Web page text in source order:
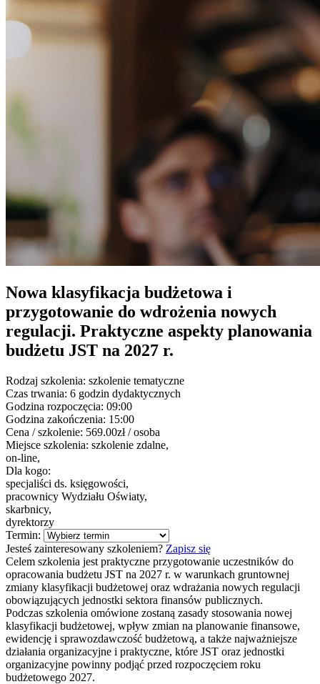
Nowa klasyfikacja budżetowa i
przygotowanie do wdrożenia nowych
regulacji. Praktyczne aspekty planowania
budżetu JST na 2027 r.
Rodzaj szkolenia: szkolenie tematyczne
Czas trwania: 6 godzin dydaktycznych
Godzina rozpoczęcia: 09:00
Godzina zakończenia: 15:00
Cena / szkolenie: 569.00zł / osoba
Miejsce szkolenia: szkolenie zdalne,
on-line,
Dla kogo:
specjaliści ds. księgowości,
pracownicy Wydziału Oświaty,
skarbnicy,
dyrektorzy
Termin:
Jesteś zainteresowany szkoleniem? Zapisz się
Celem szkolenia jest praktyczne przygotowanie uczestników do
opracowania budżetu JST na 2027 r. w warunkach gruntownej
zmiany klasyfikacji budżetowej oraz wdrażania nowych regulacji
obowiązujących jednostki sektora finansów publicznych.
Podczas szkolenia omówione zostaną zasady stosowania nowej
klasyfikacji budżetowej, wpływ zmian na planowanie finansowe,
ewidencję i sprawozdawczość budżetową, a także najważniejsze
działania organizacyjne i praktyczne, które JST oraz jednostki
organizacyjne powinny podjąć przed rozpoczęciem roku
budżetowego 2027.